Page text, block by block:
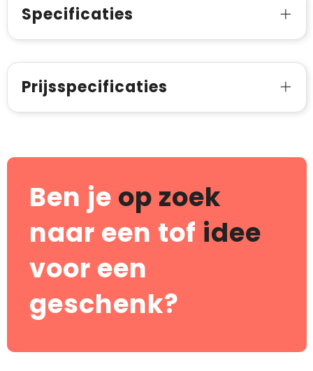
Specificaties
Prijsspecificaties
Ben je op zoek
naar een tof idee
voor een
geschenk?